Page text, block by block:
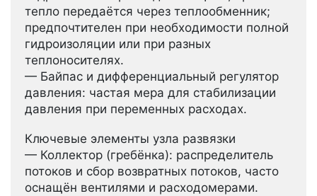
тепло передаётся через теплообменник;
предпочтителен при необходимости полной
гидроизоляции или при разных
теплоносителях.
— Байпас и дифференциальный регулятор
давления: частая мера для стабилизации
давления при переменных расходах.
Ключевые элементы узла развязки
— Коллектор (гребёнка): распределитель
потоков и сбор возвратных потоков, часто
оснащён вентилями и расходомерами.